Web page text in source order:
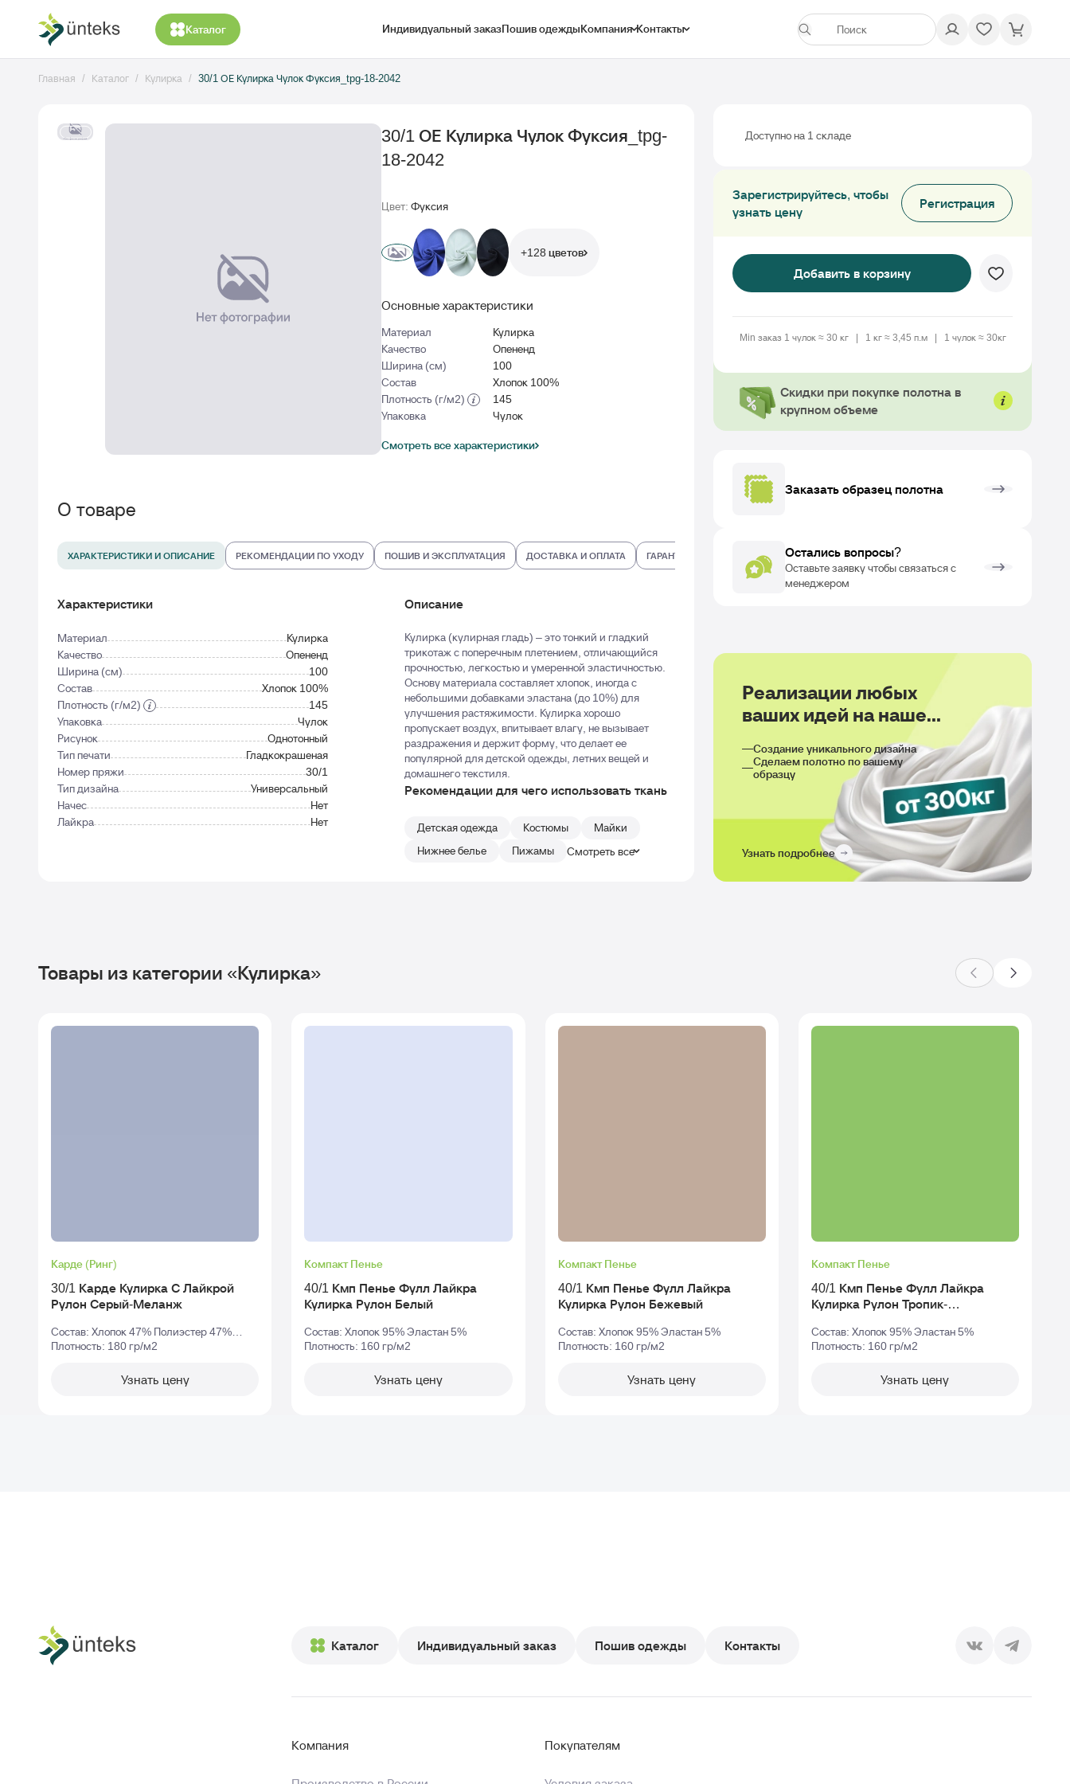
Каталог Индивидуальный заказПошив одеждыКомпания Контакты
Главная Каталог Кулирка 30/1 ОЕ Кулирка Чулок Фуксия_tpg-18-2042
30/1 ОЕ Кулирка Чулок Фуксия_tpg-
18-2042
Цвет: Фуксия
+128 цветов
Основные характеристики
Материал
Кулирка
Качество
Опененд
Ширина (см)
100
Состав
Хлопок 100%
Плотность (г/м2)
145
Упаковка
Чулок
Смотреть все характеристики
О товаре
ХАРАКТЕРИСТИКИ И ОПИСАНИЕ РЕКОМЕНДАЦИИ ПО УХОДУ ПОШИВ И ЭКСПЛУАТАЦИЯ ДОСТАВКА И ОПЛАТА ГАРАНТИИ И ВОЗВРАТ
Характеристики
Материал
Кулирка
Качество
Опененд
Ширина (см)
100
Состав
Хлопок 100%
Плотность (г/м2)
145
Упаковка
Чулок
Рисунок
Однотонный
Тип печати
Гладкокрашеная
Номер пряжи
30/1
Тип дизайна
Универсальный
Начес
Нет
Лайкра
Нет
Описание
Кулирка (кулирная гладь) – это тонкий и гладкий
трикотаж с поперечным плетением, отличающийся
прочностью, легкостью и умеренной эластичностью.
Основу материала составляет хлопок, иногда с
небольшими добавками эластана (до 10%) для
улучшения растяжимости. Кулирка хорошо
пропускает воздух, впитывает влагу, не вызывает
раздражения и держит форму, что делает ее
популярной для детской одежды, летних вещей и
домашнего текстиля.
Рекомендации для чего использовать ткань
Детская одежда Костюмы
Майки
Нижнее белье
Пижамы Смотреть все
Доступно на 1 складе
Зарегистрируйтесь, чтобы
узнать цену
Регистрация
Добавить в корзину
Min заказ 1 чулок ≈ 30 кг 1 кг ≈ 3,45 п.м 1 чулок ≈ 30кг
Скидки при покупке полотна в
крупном объеме
Заказать образец полотна
Остались вопросы?
Оставьте заявку чтобы связаться с
менеджером
Реализации любых
ваших идей на нашем
Создание уникального дизайна
Сделаем полотно по вашему
образцу
Узнать подробнее
Товары из категории «Кулирка»
Карде (Ринг)
30/1 Карде Кулирка С Лайкрой
Рулон Серый-Меланж
Состав: Хлопок 47% Полиэстер 47%
Эластан 6%
Плотность: 180 гр/м2
Узнать цену
Компакт Пенье
40/1 Кмп Пенье Фулл Лайкра
Кулирка Рулон Белый
Состав: Хлопок 95% Эластан 5%
Плотность: 160 гр/м2
Узнать цену
Компакт Пенье
40/1 Кмп Пенье Фулл Лайкра
Кулирка Рулон Бежевый
Состав: Хлопок 95% Эластан 5%
Плотность: 160 гр/м2
Узнать цену
Компакт Пенье
40/1 Кмп Пенье Фулл Лайкра
Кулирка Рулон Тропик-
Состав: Хлопок 95% Эластан 5%
Плотность: 160 гр/м2
Узнать цену
Каталог Индивидуальный заказ Пошив одежды Контакты
Компания Покупателям